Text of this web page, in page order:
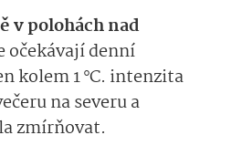
v polohách nad
očekávají denní
kolem 1 °C. intenzita
na severu a
zmírňovat.